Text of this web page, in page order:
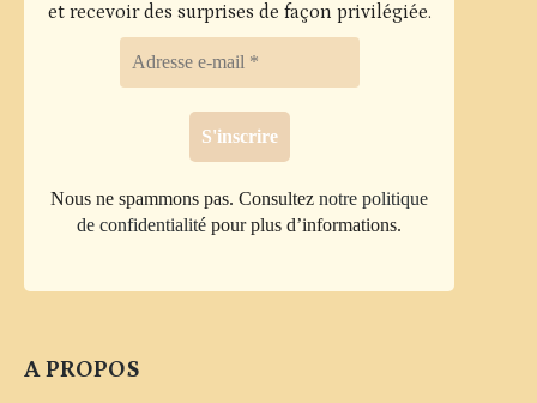
et recevoir des surprises de façon privilégiée.
Nous ne spammons pas. Consulteznotre politique
de confidentialité pour plus d’informations.
A PROPOS